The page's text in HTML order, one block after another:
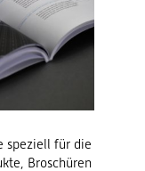
speziell für die
Broschüren